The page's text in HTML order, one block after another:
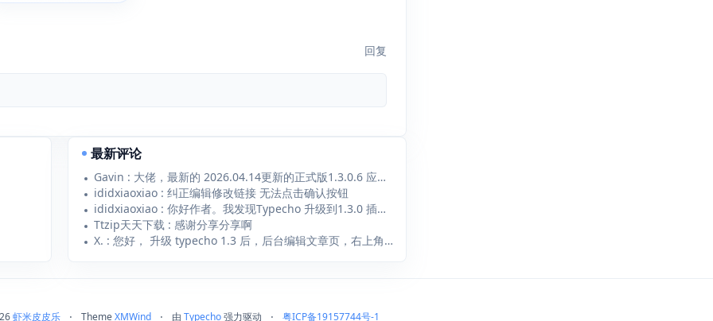
回复
最新评论
Gavin : 大佬，最新的 2026.04.14更新的正式版1.3.0.6 应该支持 Typecho1...
ididxiaoxiao : 纠正编辑修改链接 无法点击确认按钮
ididxiaoxiao : 你好作者。我发现Typecho 升级到1.3.0 插件1.2.1无法添加新的链接 添加...
Ttzip天天下载 : 感谢分享分享啊
X. : 您好， 升级 typecho 1.3 后，后台编辑文章页，右上角—附件—选择文件上传 点...
虾米皮皮乐 ⋅ ThemeXMWind ⋅ 由 Typecho强力驱动 ⋅ 粤ICP备19157744号-1